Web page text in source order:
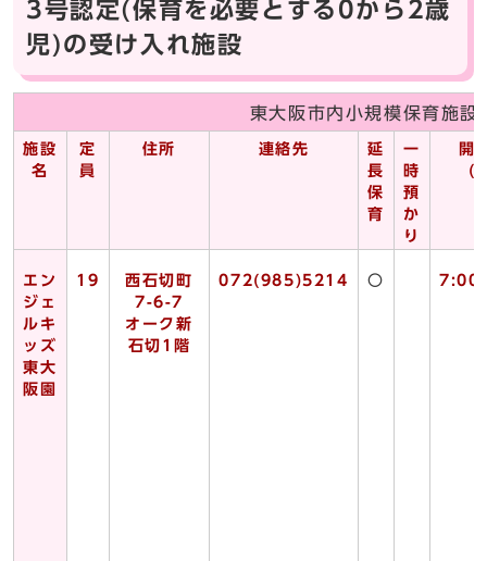
3号認定(保育を必要とする0から2歳
児)の受け入れ施設
東大阪市内小規模保育施設
施設
名
定
員
住所 連絡先
延
長
保
育
一
時
預
か
り
開
(
エン
ジェ
ルキ
ッズ
東大
阪園
19
西石切町
7-6-7
オーク新
石切1階
072(985)5214 〇